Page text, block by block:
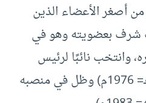
أصغر الأعضاء الذين
شرف بعضويته وهو في
وانتخب نائبًا لرئيس
المجمع في سنة (1396 هـ= 1976م) وظل في منصبه